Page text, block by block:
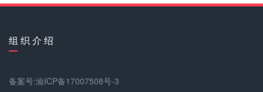
组 织 介 绍
备案号:渝ICP备17007508号-3